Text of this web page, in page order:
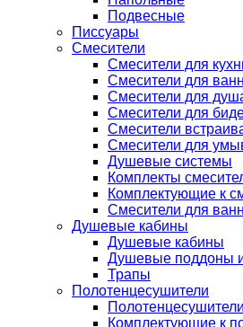
Подвесные
Писсуары
Смесители
Смесители для
Смесители для
Смесители для
Смесители для
Смесители
Смесители для
Душевые системы
Комплекты
Комплектующие к
Смесители для
Душевые кабины
Душевые кабины
Душевые поддоны
Трапы
Полотенцесушители
Полотенцесушители
Комплектующие к